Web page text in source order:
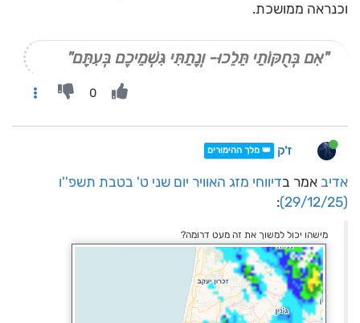
וכנראה ממושכת.
"אִם בְּחֻקּוֹתַי תֵּלֵכוּ- וְנָתַתִּי גִּשְׁמֵיכֶם בְּעִתָּם"
0
ז'ק 👑 מלך ההימורים
אדיב אמר בדיווחי מזג האוויר יום שני ט' בטבת תשפ''ו
(29/12/25)
:
מישהו יכול למשוך את זה מעט דרומה?